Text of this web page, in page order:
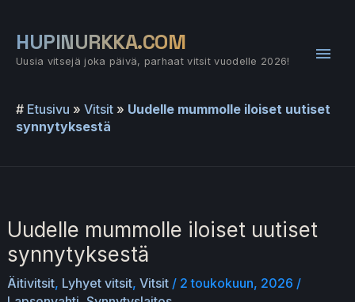
sisältöön
HUPINURKKA.COM
Uusia vitsejä joka päivä, parhaat vitsit vuodelle 2026!
# Etusivu » Vitsit » Uudelle mummolle iloiset uutiset
synnytyksestä
Uudelle mummolle iloiset uutiset
synnytyksestä
Äitivitsit, Lyhyet vitsit, Vitsit/ 2 toukokuun, 2026 /